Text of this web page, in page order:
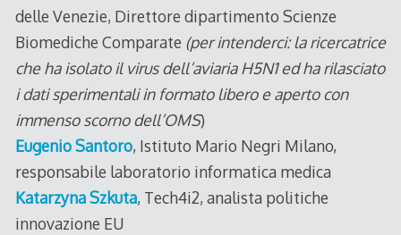
delle Venezie, Direttore dipartimento Scienze
Biomediche Comparate (per intenderci: la ricercatrice
che ha isolato il virus dell’aviaria H5N1 ed ha rilasciato
i dati sperimentali in formato libero e aperto con
immenso scorno dell’OMS)
Eugenio Santoro, Istituto Mario Negri Milano,
responsabile laboratorio informatica medica
Katarzyna Szkuta, Tech4i2, analista politiche
innovazione EU